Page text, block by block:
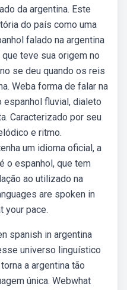
da argentina. Este
do país como uma
falado na argentina
teve sua origem no
se deu quando os reis
Weba forma de falar na
espanhol fluvial, dialeto
Caracterizado por seu
e ritmo.
um idioma oficial, a
o espanhol, que tem
ao utilizado na
are spoken in
your pace.
spanish in argentina
universo linguístico
a argentina tão
única. Webwhat